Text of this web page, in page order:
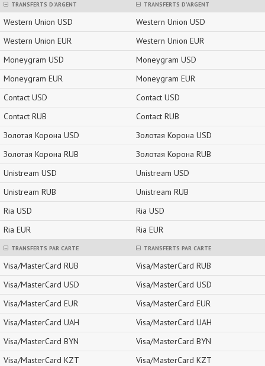
TRANSFERTS D'ARGENT
Western Union USD
Western Union EUR
Moneygram USD
Moneygram EUR
Contact USD
Contact RUB
Золотая Корона USD
Золотая Корона RUB
Unistream USD
Unistream RUB
Ria USD
Ria EUR
TRANSFERTS PAR CARTE
Visa/MasterCard RUB
Visa/MasterCard USD
Visa/MasterCard EUR
Visa/MasterCard UAH
Visa/MasterCard BYN
Visa/MasterCard KZT
TRANSFERTS D'ARGENT
Western Union USD
Western Union EUR
Moneygram USD
Moneygram EUR
Contact USD
Contact RUB
Золотая Корона USD
Золотая Корона RUB
Unistream USD
Unistream RUB
Ria USD
Ria EUR
TRANSFERTS PAR CARTE
Visa/MasterCard RUB
Visa/MasterCard USD
Visa/MasterCard EUR
Visa/MasterCard UAH
Visa/MasterCard BYN
Visa/MasterCard KZT